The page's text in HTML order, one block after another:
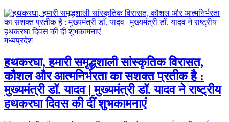
मध्यप्रदेश
हथकरघा, हमारी समृद्धशाली सांस्कृतिक विरासत,
कौशल और आत्मनिर्भरता का सशक्त प्रतीक है :
मुख्यमंत्री डॉ. यादव | मुख्यमंत्री डॉ. यादव ने राष्ट्रीय
हथकरघा दिवस की दीं शुभकामनाएं